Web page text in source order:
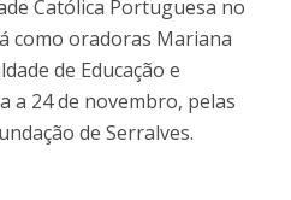
Católica Portuguesa no
como oradoras Mariana
de Educação e
a 24 de novembro, pelas
de Serralves.